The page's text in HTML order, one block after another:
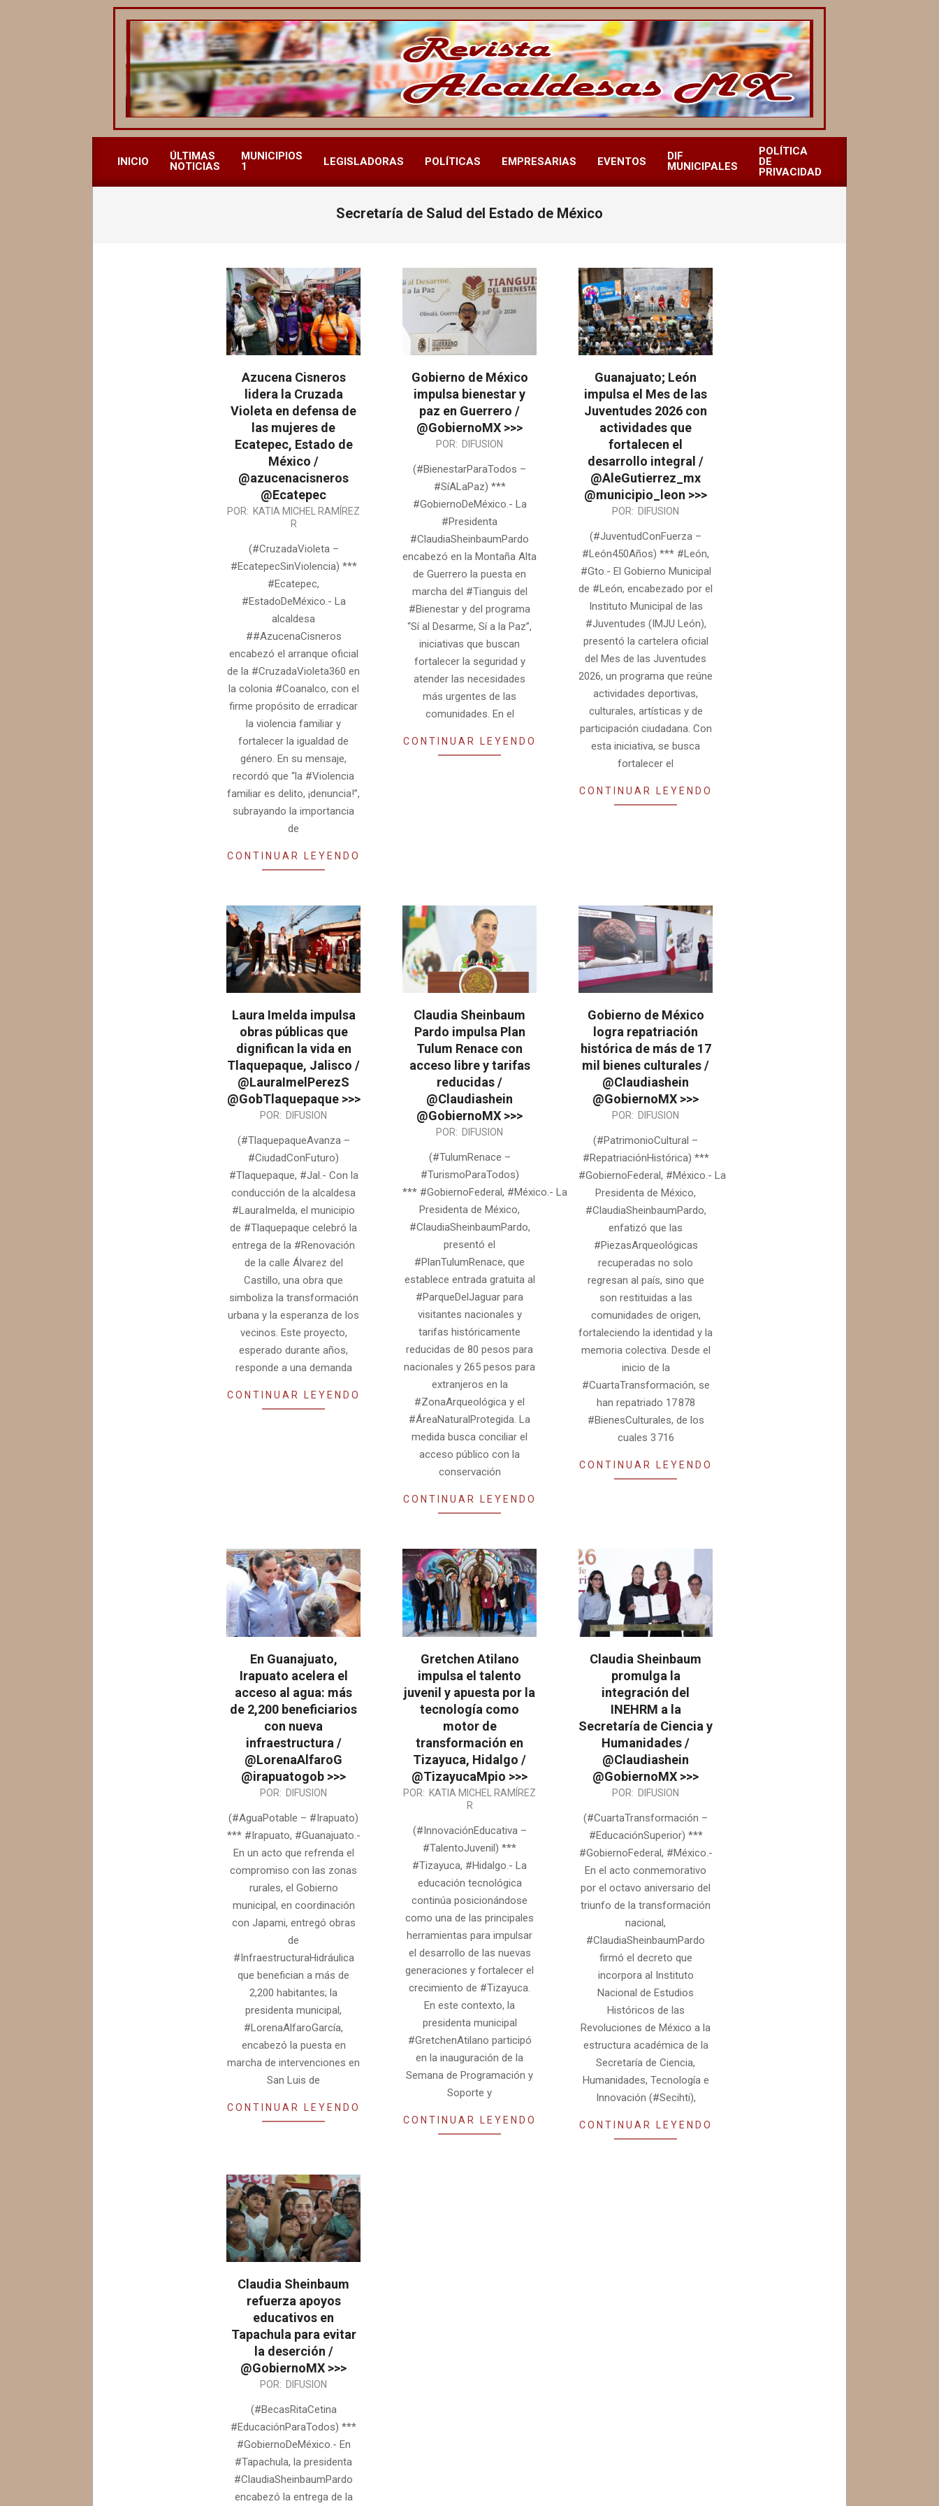
REVISTA
ALCALDESAS
MX
Menú
de
principal
INICIO
ÚLTIMAS
NOTICIAS
MUNICIPIOS
1
LEGISLADORAS POLÍTICAS EMPRESARIAS EVENTOS
DIF
MUNICIPALES
POLÍTICA
DE
PRIVACIDAD
Secretaría de Salud del Estado de México
Azucena Cisneros
lidera la Cruzada
Violeta en defensa de
las mujeres de
Ecatepec, Estado de
México /
@azucenacisneros
@Ecatepec
2026-
POR: KATIA MICHEL RAMÍREZ
R
(#CruzadaVioleta –
#EcatepecSinViolencia) ***
#Ecatepec,
#EstadoDeMéxico.- La
alcaldesa
##AzucenaCisneros
encabezó el arranque oficial
de la #CruzadaVioleta360 en
la colonia #Coanalco, con el
firme propósito de erradicar
la violencia familiar y
fortalecer la igualdad de
género. En su mensaje,
recordó que “la #Violencia
familiar es delito, ¡denuncia!”,
subrayando la importancia
de
CONTINUAR LEYENDO
Gobierno de México
impulsa bienestar y
paz en Guerrero /
@GobiernoMX >>>
08-
POR: DIFUSION
(#BienestarParaTodos –
#SíALaPaz) ***
#GobiernoDeMéxico.- La
#Presidenta
#ClaudiaSheinbaumPardo
encabezó en la Montaña Alta
de Guerrero la puesta en
marcha del #Tianguis del
#Bienestar y del programa
“Sí al Desarme, Sí a la Paz”,
iniciativas que buscan
fortalecer la seguridad y
atender las necesidades
más urgentes de las
comunidades. En el
CONTINUAR LEYENDO
Guanajuato; León
impulsa el Mes de las
Juventudes 2026 con
actividades que
fortalecen el
desarrollo integral /
@AleGutierrez_mx
@municipio_leon >>>
07-
POR: DIFUSION
(#JuventudConFuerza –
#León450Años) *** #León,
#Gto.- El Gobierno Municipal
de #León, encabezado por el
Instituto Municipal de las
#Juventudes (IMJU León),
presentó la cartelera oficial
del Mes de las Juventudes
2026, un programa que reúne
actividades deportivas,
culturales, artísticas y de
participación ciudadana. Con
esta iniciativa, se busca
fortalecer el
CONTINUAR LEYENDO
Laura Imelda impulsa
obras públicas que
dignifican la vida en
Tlaquepaque, Jalisco /
@LauraImelPerezS
@GobTlaquepaque >>>
07-
POR: DIFUSION
(#TlaquepaqueAvanza –
#CiudadConFuturo)
#Tlaquepaque, #Jal.- Con la
conducción de la alcaldesa
#LauraImelda, el municipio
de #Tlaquepaque celebró la
entrega de la #Renovación
de la calle Álvarez del
Castillo, una obra que
simboliza la transformación
urbana y la esperanza de los
vecinos. Este proyecto,
esperado durante años,
responde a una demanda
CONTINUAR LEYENDO
Claudia Sheinbaum
Pardo impulsa Plan
Tulum Renace con
acceso libre y tarifas
reducidas /
@Claudiashein
@GobiernoMX >>>
POR: DIFUSION
(#TulumRenace –
#TurismoParaTodos)
*** #GobiernoFederal, #México.- La
Presidenta de México,
#ClaudiaSheinbaumPardo,
presentó el
#PlanTulumRenace, que
establece entrada gratuita al
#ParqueDelJaguar para
visitantes nacionales y
tarifas históricamente
reducidas de 80 pesos para
nacionales y 265 pesos para
extranjeros en la
#ZonaArqueológica y el
#ÁreaNaturalProtegida. La
medida busca conciliar el
acceso público con la
conservación
CONTINUAR LEYENDO
Gobierno de México
logra repatriación
histórica de más de 17
mil bienes culturales /
@Claudiashein
@GobiernoMX >>>
POR: DIFUSION
(#PatrimonioCultural –
#RepatriaciónHistórica) ***
#GobiernoFederal, #México.- La
Presidenta de México,
#ClaudiaSheinbaumPardo,
enfatizó que las
#PiezasArqueológicas
recuperadas no solo
regresan al país, sino que
son restituidas a las
comunidades de origen,
fortaleciendo la identidad y la
memoria colectiva. Desde el
inicio de la
#CuartaTransformación, se
han repatriado 17 878
#BienesCulturales, de los
cuales 3 716
CONTINUAR LEYENDO
En Guanajuato,
Irapuato acelera el
acceso al agua: más
de 2,200 beneficiarios
con nueva
infraestructura /
@LorenaAlfaroG
@irapuatogob >>>
07-
07
POR: DIFUSION
(#AguaPotable – #Irapuato)
*** #Irapuato, #Guanajuato.-
En un acto que refrenda el
compromiso con las zonas
rurales, el Gobierno
municipal, en coordinación
con Japami, entregó obras
de
#InfraestructuraHidráulica
que benefician a más de
2,200 habitantes; la
presidenta municipal,
#LorenaAlfaroGarcía,
encabezó la puesta en
marcha de intervenciones en
San Luis de
CONTINUAR LEYENDO
Gretchen Atilano
impulsa el talento
juvenil y apuesta por la
tecnología como
motor de
transformación en
Tizayuca, Hidalgo /
@TizayucaMpio >>>
2026-
POR: KATIA MICHEL RAMÍREZ
R
(#InnovaciónEducativa –
#TalentoJuvenil) ***
#Tizayuca, #Hidalgo.- La
educación tecnológica
continúa posicionándose
como una de las principales
herramientas para impulsar
el desarrollo de las nuevas
generaciones y fortalecer el
crecimiento de #Tizayuca.
En este contexto, la
presidenta municipal
#GretchenAtilano participó
en la inauguración de la
Semana de Programación y
Soporte y
CONTINUAR LEYENDO
Claudia Sheinbaum
promulga la
integración del
INEHRM a la
Secretaría de Ciencia y
Humanidades /
@Claudiashein
@GobiernoMX >>>
07-
01
POR: DIFUSION
(#CuartaTransformación –
#EducaciónSuperior) ***
#GobiernoFederal, #México.-
En el acto conmemorativo
por el octavo aniversario del
triunfo de la transformación
nacional,
#ClaudiaSheinbaumPardo
firmó el decreto que
incorpora al Instituto
Nacional de Estudios
Históricos de las
Revoluciones de México a la
estructura académica de la
Secretaría de Ciencia,
Humanidades, Tecnología e
Innovación (#Secihti),
CONTINUAR LEYENDO
Claudia Sheinbaum
refuerza apoyos
educativos en
Tapachula para evitar
la deserción /
@GobiernoMX >>>
POR: DIFUSION
(#BecasRitaCetina
#EducaciónParaTodos) ***
#GobiernoDeMéxico.- En
#Tapachula, la presidenta
#ClaudiaSheinbaumPardo
encabezó la entrega de la